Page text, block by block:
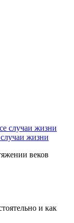
жизни
веков
и как